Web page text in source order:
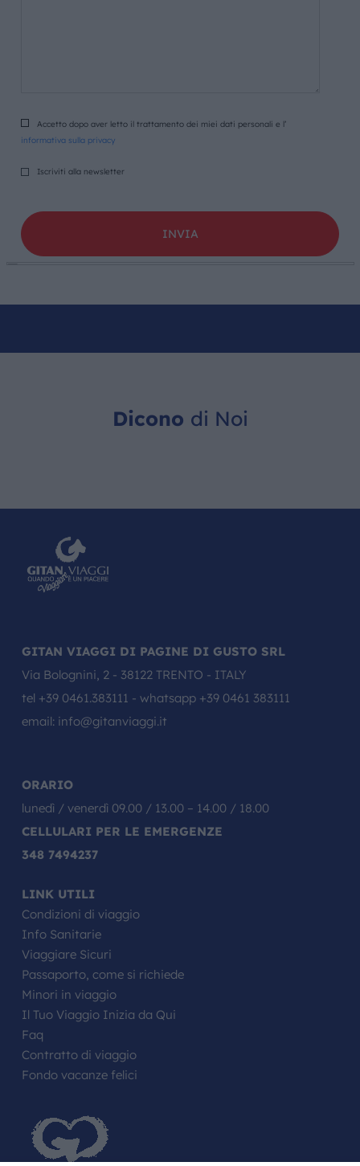
Accetto dopo aver letto il trattamento dei miei dati personali e l’
informativa sulla privacy
Iscriviti alla newsletter
Dicono di Noi
GITAN VIAGGI DI PAGINE DI GUSTO SRL
Via Bolognini, 2 - 38122 TRENTO - ITALY
tel +39 0461.383111 - whatsapp +39 0461 383111
email: info@gitanviaggi.it
ORARIO
lunedì / venerdì 09.00 / 13.00 – 14.00 / 18.00
CELLULARI PER LE EMERGENZE
348 7494237
LINK UTILI
Condizioni di viaggio
Info Sanitarie
Viaggiare Sicuri
Passaporto, come si richiede
Minori in viaggio
Il Tuo Viaggio Inizia da Qui
Faq
Contratto di viaggio
Fondo vacanze felici